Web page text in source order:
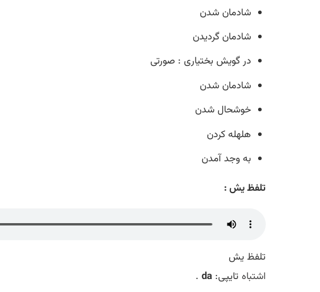
شادمان شدن
شادمان گردیدن
در گویش بختیاری : صورتی
شادمان شدن
خوشحال شدن
هلهله کردن
به وجد آمدن
تلفظ یش :
تلفظ یش
اشتباه تایپی: da
.